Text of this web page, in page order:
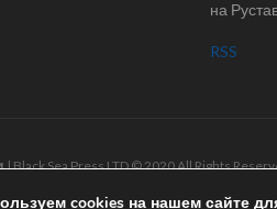
на
RSS
| Black Sea Press LTD © 2020 All Rights
cookies на нашем сайте